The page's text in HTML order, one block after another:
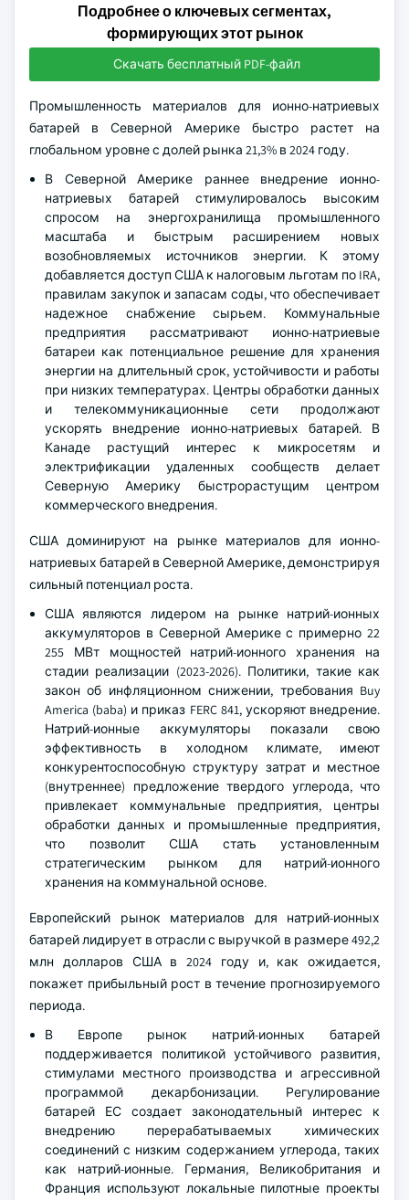
Подробнее о ключевых сегментах,
формирующих этот рынок
Скачать бесплатный PDF-файл
Промышленность материалов для ионно-натриевых
батарей в Северной Америке быстро растет на
глобальном уровне с долей рынка 21,3% в 2024 году.
В Северной Америке раннее внедрение ионно-
натриевых батарей стимулировалось высоким
спросом на энергохранилища промышленного
масштаба и быстрым расширением новых
возобновляемых источников энергии. К этому
добавляется доступ США к налоговым льготам по IRA,
правилам закупок и запасам соды, что обеспечивает
надежное снабжение сырьем. Коммунальные
предприятия рассматривают ионно-натриевые
батареи как потенциальное решение для хранения
энергии на длительный срок, устойчивости и работы
при низких температурах. Центры обработки данных
и телекоммуникационные сети продолжают
ускорять внедрение ионно-натриевых батарей. В
Канаде растущий интерес к микросетям и
электрификации удаленных сообществ делает
Северную Америку быстрорастущим центром
коммерческого внедрения.
США доминируют на рынке материалов для ионно-
натриевых батарей в Северной Америке, демонстрируя
сильный потенциал роста.
США являются лидером на рынке натрий-ионных
аккумуляторов в Северной Америке с примерно 22
255 МВт мощностей натрий-ионного хранения на
стадии реализации (2023-2026). Политики, такие как
закон об инфляционном снижении, требования Buy
America (baba) и приказ FERC 841, ускоряют внедрение.
Натрий-ионные аккумуляторы показали свою
эффективность в холодном климате, имеют
конкурентоспособную структуру затрат и местное
(внутреннее) предложение твердого углерода, что
привлекает коммунальные предприятия, центры
обработки данных и промышленные предприятия,
что позволит США стать установленным
стратегическим рынком для натрий-ионного
хранения на коммунальной основе.
Европейский рынок материалов для натрий-ионных
батарей лидирует в отрасли с выручкой в размере 492,2
млн долларов США в 2024 году и, как ожидается,
покажет прибыльный рост в течение прогнозируемого
периода.
В Европе рынок натрий-ионных батарей
поддерживается политикой устойчивого развития,
стимулами местного производства и агрессивной
программой декарбонизации. Регулирование
батарей ЕС создает законодательный интерес к
внедрению перерабатываемых химических
соединений с низким содержанием углерода, таких
как натрий-ионные. Германия, Великобритания и
Франция используют локальные пилотные проекты